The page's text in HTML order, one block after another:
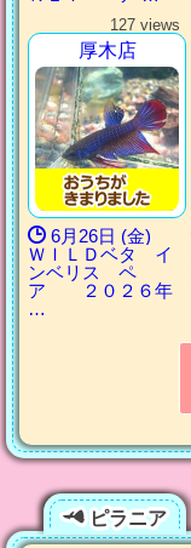
127 views
厚木店
6月26日 (金)
ＷＩＬＤベタ イ
ンベリス ペ
ア ２０２６年
…
ピラニア